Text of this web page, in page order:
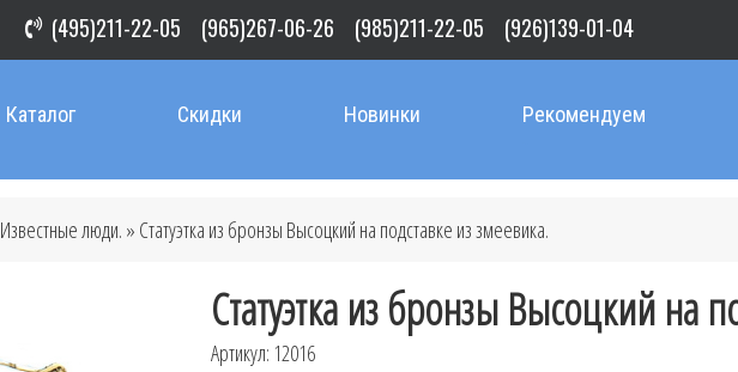
(495)211-22-05 (965)267-06-26 (985)211-22-05 (926)139-01-04
Каталог Скидки Новинки Рекомендуем
Известные люди. » Статуэтка из бронзы Высоцкий на подставке из змеевика.
Статуэтка из бронзы Высоцкий на
Артикул: 12016